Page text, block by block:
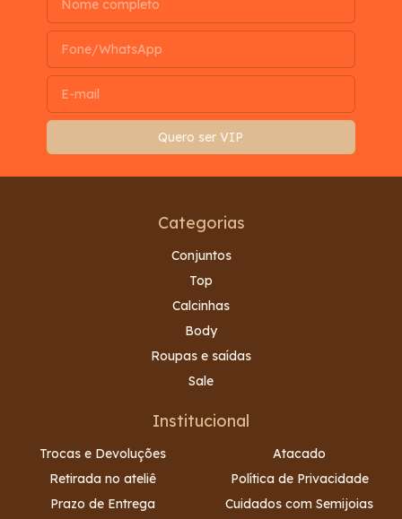
Categorias
Conjuntos
Top
Calcinhas
Body
Roupas e saídas
Sale
Institucional
Trocas e Devoluções
Retirada no ateliê
Prazo de Entrega
Atacado
Política de Privacidade
Cuidados com Semijoias